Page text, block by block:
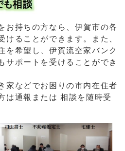
お持ちの⽅なら、伊賀市の各
けることができます。また、
を希望し、伊賀流空家バンク
サポートを受けることができ
家などでお困りの市内在住者
は通報または 相談を随時受